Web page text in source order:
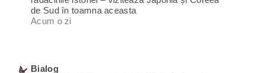
de Sud în toamna aceasta
Acum o zi
Bialog